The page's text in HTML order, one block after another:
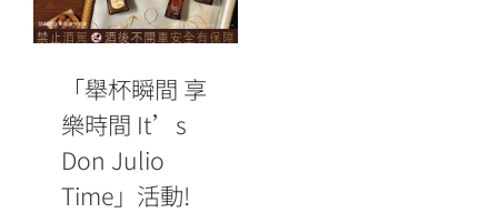
Don Julio
「舉杯瞬間 享
樂時間 It’s
Don Julio
Time」活動!